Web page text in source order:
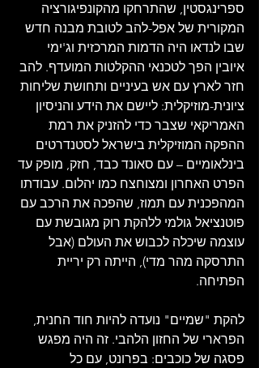
ספרינגסטין, שהתרחקו מהקונפיגורציה
המקורית של אפל-להב לטובת מבנה חדש
שבו לנדאו היה הדמות המרכזית וג'ימי
איובין הפך לטכנאי ההקלטות המועדף. להב
חזר לארץ עם אש בעיניים ותחושת שליחות
ציונית-מוזיקלית: ליישם את הידע והניסיון
האמריקאי שצבר כדי להזניק את רמת
ההפקה המוזיקלית בישראל לסטנדרטים
בינלאומיים – עם סאונד כבד, חזק, מופק עד
הפרט האחרון ומצוחצח כמו יהלום. עבודתו
המהפכנית עם תמוז, שהפכה את הרכב עם
פוטנציאל גולמי ללהקת רוק מגובשת עם
עוצמה שיכלה לכבוש את העולם (אבל
התרסקה מהר מדי), הייתה רק יריית
הפתיחה.
להקת "שמיים" נועדה להיות חוד החנית,
הפרארי של החזון הלהבי. זה היה מפגש
פסגה של כוכבים: בפרונט, עם כל